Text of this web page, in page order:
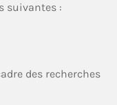
suivantes :
des recherches